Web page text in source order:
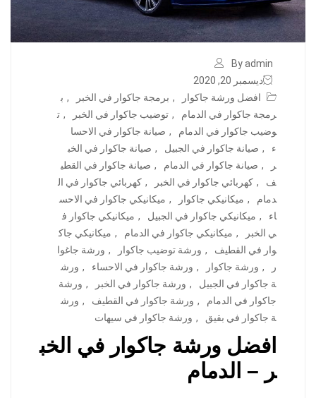
By admin
ديسمبر 20, 2020
افضل ورشة جاكوار
, برمجة جاكوار في الخبر , ب
رمجة جاكوار في الدمام
, توضيب جاكوار في الخبر , ت
وضيب جاكوار في الدمام
, صيانة جاكوار في الاحسا
ء
, صيانة جاكوار في الجبيل , صيانة جاكوار في الخب
ر
, صيانة جاكوار في الدمام , صيانة جاكوار في القطي
ف
, كهربائي جاكوار في الخبر , كهربائي جاكوار في ال
دمام
, ميكانيكي جاكوار , ميكانيكي جاكوار في الاحس
اء
, ميكانيكي جاكوار في الجبيل , ميكانيكي جاكوار ف
ي الخبر
, ميكانيكي جاكوار في الدمام , ميكانيكي جاك
وار في القطيف
, ورشة توضيب جاكوار , ورشة جاغوا
ر
, ورشة جاكوار , ورشة جاكوار في الاحساء , ورش
ة جاكوار في الجبيل
, ورشة جاكوار في الخبر , ورشة
جاكوار في الدمام
, ورشة جاكوار في القطيف , ورش
ة جاكوار في بقيق
, ورشة جاكوار في سيهات
افضل ورشة جاكوار في الخب
ر – الدمام